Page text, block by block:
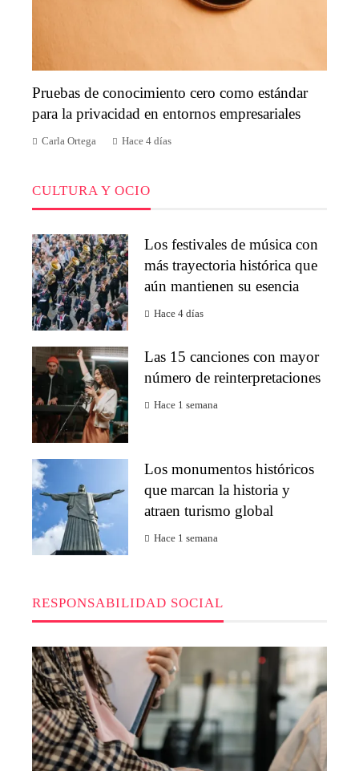
Pruebas de conocimiento cero como estándar
para la privacidad en entornos empresariales
Carla Ortega Hace 4 días
CULTURA Y OCIO
Los festivales de música con
más trayectoria histórica que
aún mantienen su esencia
Hace 4 días
Las 15 canciones con mayor
número de reinterpretaciones
Hace 1 semana
Los monumentos históricos
que marcan la historia y
atraen turismo global
Hace 1 semana
RESPONSABILIDAD SOCIAL